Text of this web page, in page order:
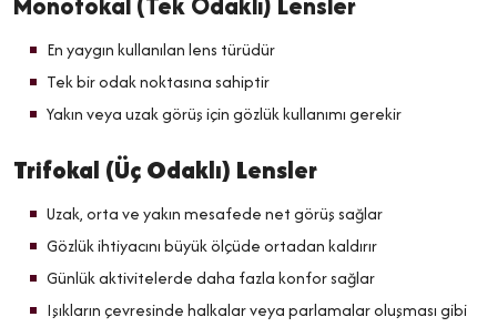
En yaygın kullanılan lens türüdür
Tek bir odak noktasına sahiptir
Yakın veya uzak görüş için gözlük kullanımı gerekir
Trifokal (Üç Odaklı) Lensler
Uzak, orta ve yakın mesafede net görüş sağlar
Gözlük ihtiyacını büyük ölçüde ortadan kaldırır
Günlük aktivitelerde daha fazla konfor sağlar
Işıkların çevresinde halkalar veya parlamalar oluşması gibi